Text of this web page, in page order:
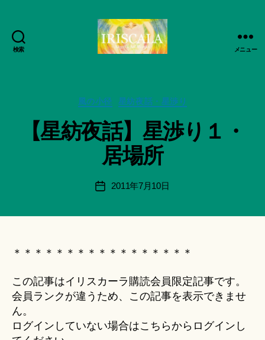
検索
日
記
録・
品
IRISCALA
メニュー
カ
ー
風の小径 星紡夜話・星渉り
【星紡夜話】星渉り１・
居場所
投
稿
:
智
日
月
＊
a
ki
＊
投
2011年7月10日
＊＊＊＊＊＊＊＊＊＊＊＊＊＊＊＊＊
この記事はイリスカーラ購読会員限定記事です。
会員ランクが違うため、この記事を表示できませ
ん。
ログインしていない場合はこちらからログインし